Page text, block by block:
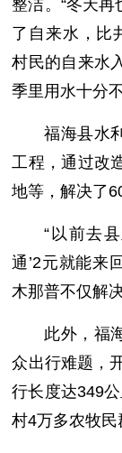
整洁。“冬天
了自来水，比
村民的自来水
季里用水十分不
福海县水
工程，通过改
地等，解决了
“以前去
通’2元就能来
木那普不仅解
此外，福
众出行难题，
行长度达349
村4万多农牧民